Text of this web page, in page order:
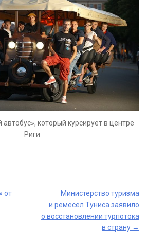
который курсирует в центре
Риги
от
Министерство туризма
и ремесел Туниса заявило
о восстановлении турпотока
в страну →